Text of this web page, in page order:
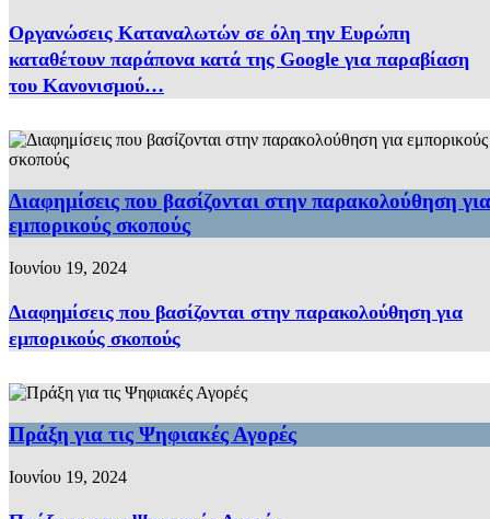
Οργανώσεις Καταναλωτών σε όλη την Ευρώπη
καταθέτουν παράπονα κατά της Google για παραβίαση
του Κανονισμού…
Διαφημίσεις που βασίζονται στην παρακολούθηση για
εμπορικούς σκοπούς
Ιουνίου 19, 2024
Διαφημίσεις που βασίζονται στην παρακολούθηση για
εμπορικούς σκοπούς
Πράξη για τις Ψηφιακές Αγορές
Ιουνίου 19, 2024